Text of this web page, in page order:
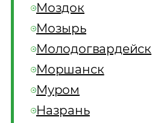
Моздок
Мозырь
Молодогвардейск
Моршанск
Муром
Назрань